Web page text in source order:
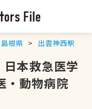
島根県 出雲神西駅
本救急医学
・動物病院